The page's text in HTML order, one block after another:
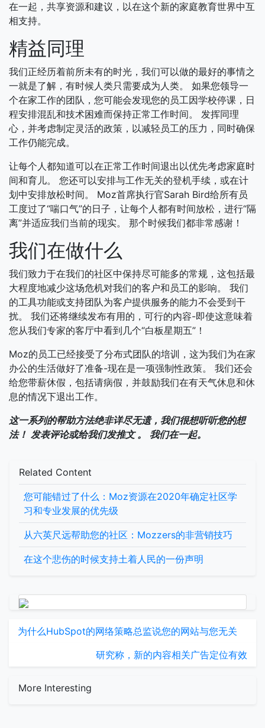
在一起，共享资源和建议，以在这个新的家庭教育世界中互
相支持。
精益同理
我们正经历着前所未有的时光，我们可以做的最好的事情之
一就是了解，有时候人类只需要成为人类。 如果您领导一
个在家工作的团队，您可能会发现您的员工因学校停课，日
程安排混乱和技术困难而保持正常工作时间。 发挥同理
心，并考虑制定灵活的政策，以减轻员工的压力，同时确保
工作仍能完成。
让每个人都知道可以在正常工作时间退出以优先考虑家庭时
间和育儿。 您还可以安排与工作无关的登机手续，或在计
划中安排放松时间。 Moz首席执行官Sarah Bird给所有员
工度过了“喘口气”的日子，让每个人都有时间放松，进行“隔
离”并适应我们当前的现实。 那个时候我们都非常感谢！
我们在做什么
我们致力于在我们的社区中保持尽可能多的常规，这包括最
大程度地减少这场危机对我们的客户和员工的影响。 我们
的工具功能或支持团队为客户提供服务的能力不会受到干
扰。 我们还将继续发布有用的，可行的内容-即使这意味着
您从我们专家的客厅中看到几个“白板星期五”！
Moz的员工已经接受了分布式团队的培训，这为我们为在家
办公的生活做好了准备-现在是一项强制性政策。 我们还会
给您带薪休假，包括请病假，并鼓励我们在有天气休息和休
息的情况下退出工作。
这一系列的帮助方法绝非详尽无遗，我们很想听听您的想
法！ 发表评论或给我们发推文 。 我们在一起。
Related Content
您可能错过了什么：Moz资源在2020年确定社区学
习和专业发展的优先级
从六英尺远帮助您的社区：Mozzers的非营销技巧
在这个悲伤的时候支持土着人民的一份声明
为什么HubSpot的网络策略总监说您的网站与您无关
研究称，新的内容相关广告定位有效
More Interesting